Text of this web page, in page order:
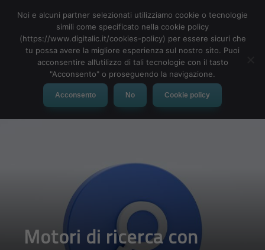
MENU
Motori di ricerca con
Noi e alcuni partner selezionati utilizziamo cookie o tecnologie
simili come specificato nella cookie policy
(https://www.digitalic.it/cookies-policy) per essere sicuri che
tu possa avere la migliore esperienza sul nostro sito. Puoi
acconsentire all’utilizzo di tali tecnologie con il tasto
"Acconsento" o proseguendo la navigazione.
Acconsento No Cookie policy